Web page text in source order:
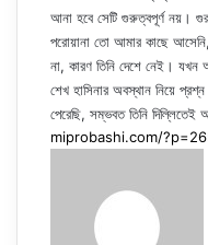
আনা হবে সেটি গুরুত্বপূর্ণ নয়।
পরোয়ানা তো আমার কাছে
না, কারণ তিনি দেশে নেই। যখন
শেখ হাসিনার অবস্থান নিয়ে
পেরেছি, সম্ভবত তিনি দিল্লিতেই